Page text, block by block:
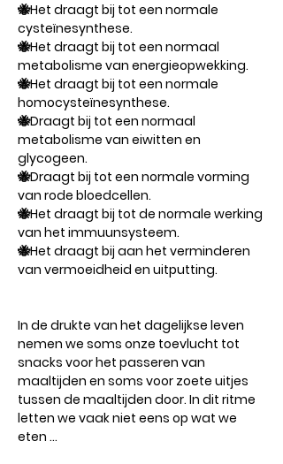
🐝Het draagt ​​bij tot een normale
cysteïnesynthese.
🐝Het draagt ​​bij tot een normaal
metabolisme van energieopwekking.
🐝Het draagt ​​bij tot een normale
homocysteïnesynthese.
🐝Draagt ​​bij tot een normaal
metabolisme van eiwitten en
glycogeen.
🐝Draagt ​​bij tot een normale vorming
van rode bloedcellen.
🐝Het draagt ​​bij tot de normale werking
van het immuunsysteem.
🐝Het draagt ​​bij aan het verminderen
van vermoeidheid en uitputting.
In de drukte van het dagelijkse leven
nemen we soms onze toevlucht tot
snacks voor het passeren van
maaltijden en soms voor zoete uitjes
tussen de maaltijden door. In dit ritme
letten we vaak niet eens op wat we
eten ...